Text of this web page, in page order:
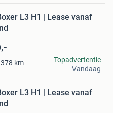
L3 H1 | Lease vanaf
km
Topadvertentie
Vandaag
L3 H1 | Lease vanaf